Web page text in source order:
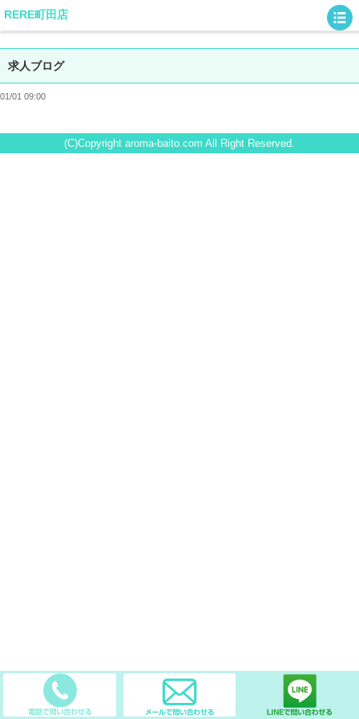
RERE町田店
求人ブログ
01/01 09:00
(C)Copyright aroma-baito.com All Right Reserved.